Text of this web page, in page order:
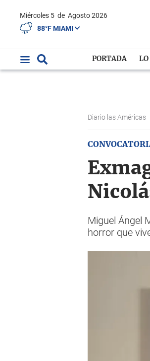
Miércoles 5 de Agosto 2026
88°F MIAMI
PORTADA
Diario las Américas
Miguel Ángel
horror que